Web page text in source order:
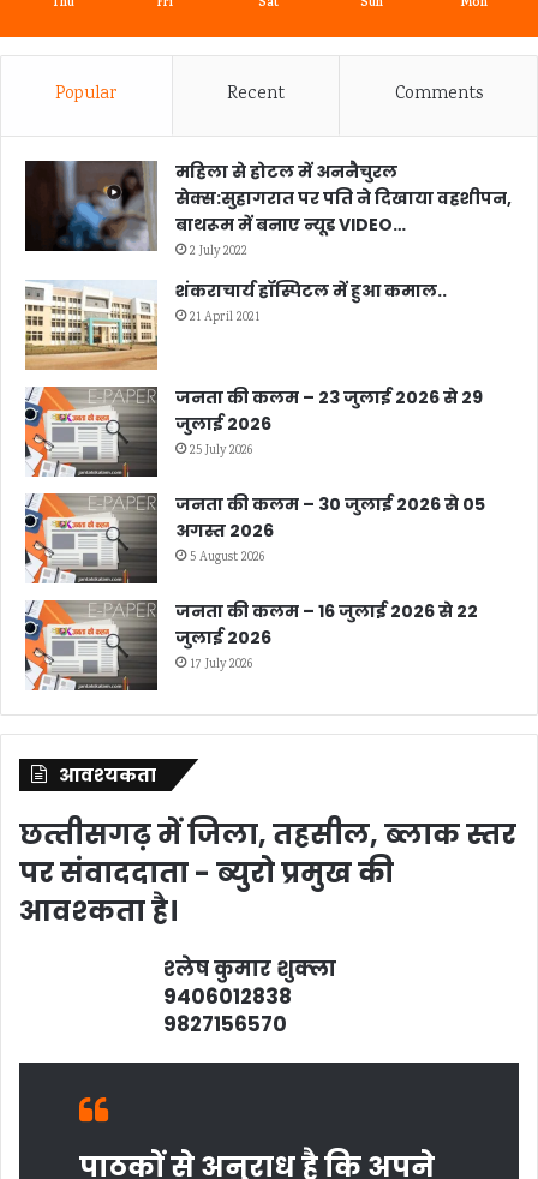
Thu Fri Sat Sun Mon
Popular Recent Comments
महिला से होटल में अननैचुरल
सेक्स:सुहागरात पर पति ने दिखाया वहशीपन,
बाथरूम में बनाए न्यूड VIDEO…
2 July 2022
शंकराचार्य हॉस्पिटल में हुआ कमाल..
21 April 2021
जनता की कलम – 23 जुलाई 2026 से 29
जुलाई 2026
25 July 2026
जनता की कलम – 30 जुलाई 2026 से 05
अगस्त 2026
5 August 2026
जनता की कलम – 16 जुलाई 2026 से 22
जुलाई 2026
17 July 2026
आवश्‍यकता
छत्‍तीसगढ़ में जिला, तहसील, ब्‍लाक स्‍तर
पर संवाददाता - ब्‍युरो प्रमुख की
आवश्‍कता है।
श्‍लेष कुमार शुक्‍ला
9406012838
9827156570
पाठकों से अनुराध है कि अपने